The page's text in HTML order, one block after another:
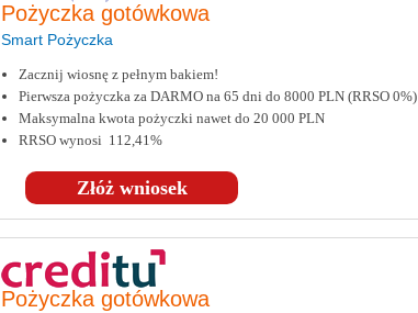
Pożyczka gotówkowa
Smart Pożyczka
Złóż wniosek
Zacznij wiosnę z pełnym bakiem!
Pierwsza pożyczka za DARMO na 65 dni do 8000 PLN (RRSO 0%)
Maksymalna kwota pożyczki nawet do 20 000 PLN
RRSO wynosi 112,41%
Pożyczka gotówkowa